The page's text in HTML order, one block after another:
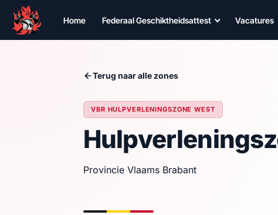
Home Federaal Geschiktheidsattest Vacatures
Terug naar alle zones
VBR HULPVERLENINGSZONE WEST
Provincie Vlaams Brabant